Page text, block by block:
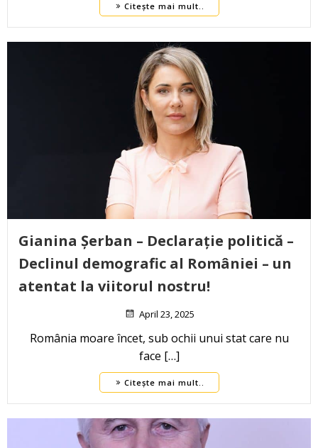
Citește mai mult..
Gianina Șerban – Declarație politică –
Declinul demografic al României – un
atentat la viitorul nostru!
April 23, 2025
România moare încet, sub ochii unui stat care nu
face […]
Citește mai mult..